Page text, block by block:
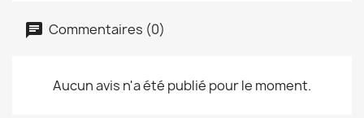
Commentaires (0)
Aucun avis n'a été publié pour le moment.